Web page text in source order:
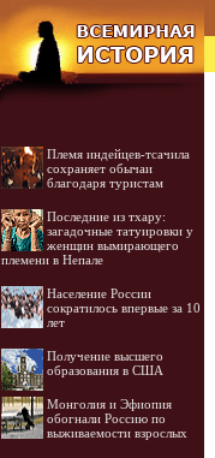
Племя индейцев-тсачила
сохраняет обычаи
благодаря туристам
Последние из тхару:
загадочные татуировки у
женщин вымирающего
племени в Непале
Население России
сократилось впервые за 10
лет
Получение высшего
образования в США
Монголия и Эфиопия
обогнали Россию по
выживаемости взрослых